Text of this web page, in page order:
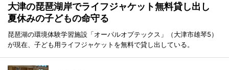
大津の琵琶湖岸でライフジャケット無料貸し出し
夏休みの子どもの命守る
琵琶湖の環境体験学習施設「オーパルオプテックス」（大津市雄琴5）
が現在、子ども用ライフジャケットを無料で貸し出している。